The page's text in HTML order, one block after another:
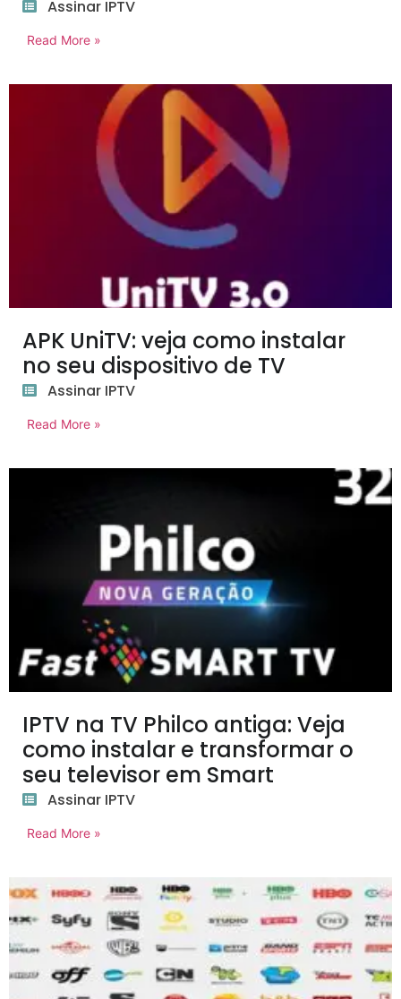
Assinar IPTV
Read More »
APK UniTV: veja como instalar
no seu dispositivo de TV
Assinar IPTV
Read More »
IPTV na TV Philco antiga: Veja
como instalar e transformar o
seu televisor em Smart
Assinar IPTV
Read More »